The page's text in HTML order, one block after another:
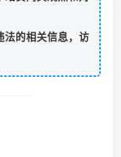
法的相关信息，访